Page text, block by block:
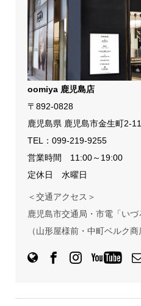
oomiya 鹿児島店
〒892-0828
鹿児島県 鹿児島市金生町2-11
TEL： 099-219-9255
営業時間 11:00～19:00
定休日 水曜日
＜交通アクセス＞
鹿児島市交通局・市電「い
（山形屋様前・中町ベルク商